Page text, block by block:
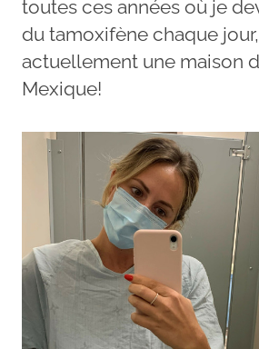
toutes ces années où je
du tamoxifène chaque jour,
actuellement une maison
Mexique!